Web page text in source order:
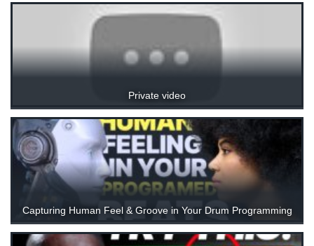
Private video
Capturing Human Feel & Groove in Your Drum Programming